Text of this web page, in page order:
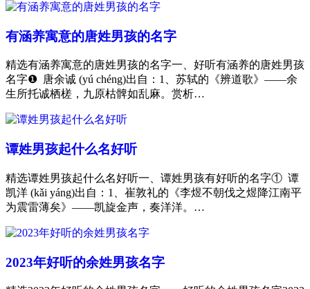
有涵养寓意的唐姓男孩的名字
精选有涵养寓意的唐姓男孩的名字一、好听有涵养的唐姓男孩
名字❶ 唐余诚 (yú chéng)出自：1、苏轼的《辨道歌》——余
生所托诚栖槎，九原枯髀如乱麻。赏析…
谭姓男孩起什么名好听
精选谭姓男孩起什么名好听一、谭姓男孩有好听的名字① 谭
凯洋 (kǎi yáng)出自：1、崔敦礼的《李煜不朝伐之煜降江南平
为震雷薄矣》——凯旋金声，奏洋洋。…
2023年好听的余姓男孩名字